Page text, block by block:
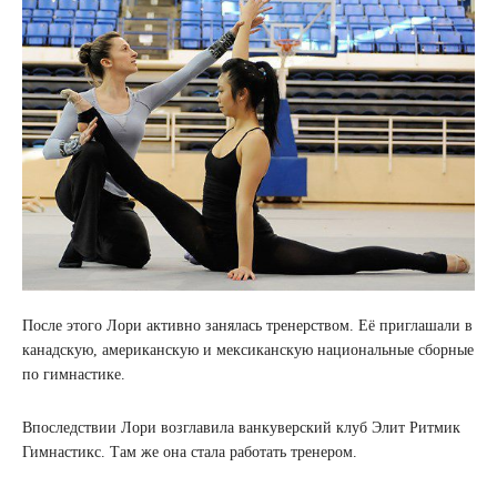
После этого Лори активно занялась тренерством. Её приглашали в
канадскую, американскую и мексиканскую национальные сборные
по гимнастике.
Впоследствии Лори возглавила ванкуверский клуб Элит Ритмик
Гимнастикс. Там же она стала работать тренером.